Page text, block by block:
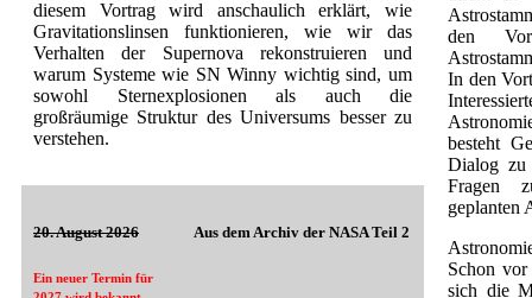
diesem Vortrag wird anschaulich erklärt, wie
Gravitationslinsen funktionieren, wie wir das
Verhalten der Supernova rekonstruieren und
warum Systeme wie SN Winny wichtig sind, um
sowohl Sternexplosionen als auch die
großräumige Struktur des Universums besser zu
verstehen.
20. August 2026
Ein neuer Termin für
Aus dem Archiv der NASA Teil 2
den
In den
besteht
Dialog zu
Fragen
geplanten
Schon vor
sich die